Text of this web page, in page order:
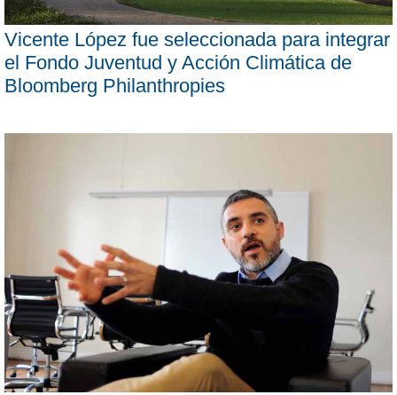
Vicente López fue seleccionada para integrar
el Fondo Juventud y Acción Climática de
Bloomberg Philanthropies